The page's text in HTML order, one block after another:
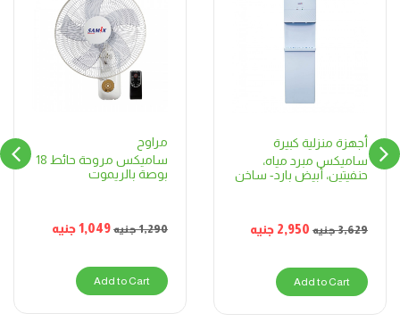
أجهزة منزلية كبيرة
ساميكس مبرد مياه،
حنفيتين، أبيض بارد- ساخن
3,629جنيه 2,950 جنيه
Add to Cart
مراوح
ساميكس مروحة حائط 18
بوصة بالريموت
1,290جنيه 1,049جنيه
Add to Cart